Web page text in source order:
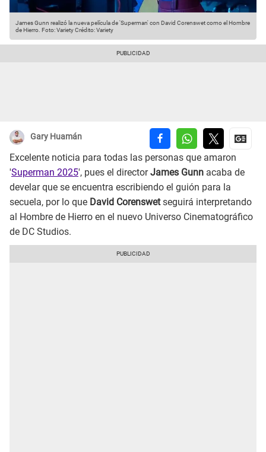
James Gunn realizó la nueva película de 'Superman' con David Corenswet como el Hombre
de Hierro. Foto: VarietyCrédito: Variety
Gary Huamán
Excelente noticia para todas las personas que amaron
'Superman 2025', pues el directorJames Gunn acaba de
develar que se encuentra escribiendo el guión para la
secuela, por lo que David Corenswetseguirá interpretando
al Hombre de Hierro en el nuevo Universo Cinematográfico
de DC Studios.